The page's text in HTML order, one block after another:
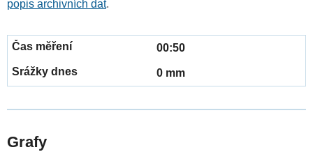
popis archivních dat.
00:50
0 mm
Grafy